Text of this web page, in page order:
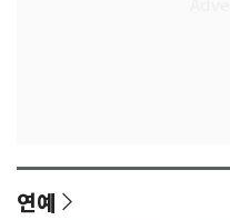
연예